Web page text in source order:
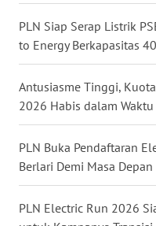
PLN Siap Serap Listrik
to Energy Berkapasitas
Antusiasme Tinggi,
2026 Habis dalam
PLN Buka Pendaftaran
Berlari Demi Masa
PLN Electric Run 2026
KALTIM
WN
SULSEL
WN
GORONTALO
WN
SULUT